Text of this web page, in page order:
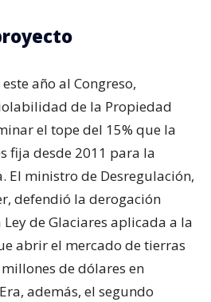
año al Congreso,
de la Propiedad
el tope del 15% que la
fija desde 2011 para la
El ministro de Desregulación,
defendió la derogación
de Glaciares aplicada a la
abrir el mercado de tierras
de dólares en
además, el segundo